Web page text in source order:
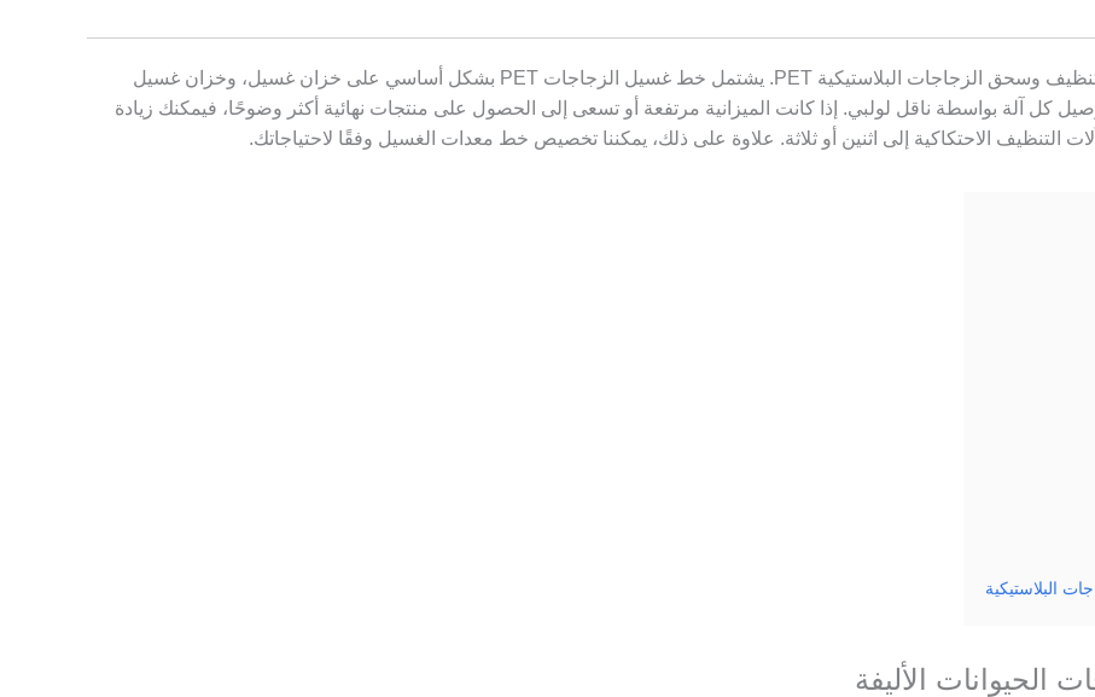
خط غسيل الزجاجات PET هو في الأساس خط إنتاج لتنظيف وسحق الزجاجات البلاستيكية PET. يشتمل خط غسيل الزجاجات PET بشكل أساسي على خزان غسيل، وخزان غسيل
كل آلة بواسطة ناقل لولبي. إذا كانت الميزانية مرتفعة أو تسعى إلى الحصول على منتجات نهائية أكثر وضوحًا، فيمكنك زيادة
التنظيف الاحتكاكية إلى اثنين أو ثلاثة. علاوة على ذلك، يمكننا تخصيص خط معدات الغسيل وفقًا لاحتياجاتك.
البلاستيكية
الأليفة